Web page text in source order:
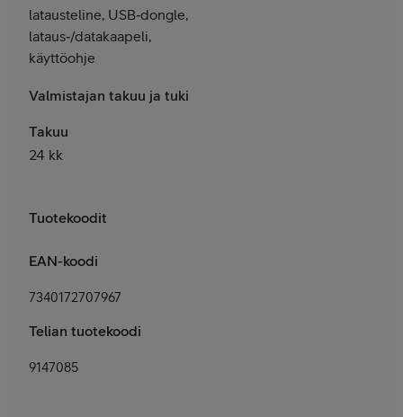
latausteline, USB‑dongle,
lataus‑/datakaapeli,
käyttöohje
Valmistajan takuu ja tuki
Takuu
24 kk
Tuotekoodit
EAN-koodi
7340172707967
Telian tuotekoodi
9147085